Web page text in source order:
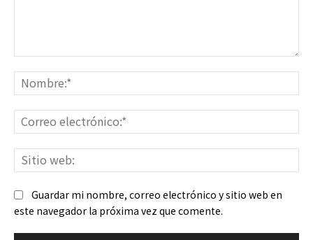
Guardar mi nombre, correo electrónico y sitio web en
este navegador la próxima vez que comente.